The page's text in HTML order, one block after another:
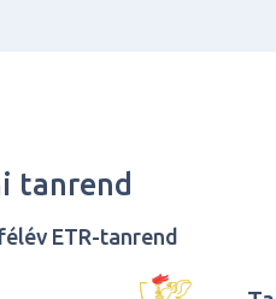
tanrend
ETR-tanrend